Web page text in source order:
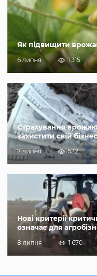
Як підвищити
6 липня 1 315
Страхування
захистити свій бізнес
7 липня 532
Нові критерії
означає для
8 липня 1 670